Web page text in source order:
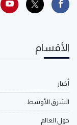
الأقسام
أخبار
الشرق الأوسط
حول العالم